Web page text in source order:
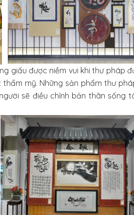
giấu được niềm vui khi thư pháp
mỹ. Những sản phẩm thư
sẽ điều chỉnh bản thân sống